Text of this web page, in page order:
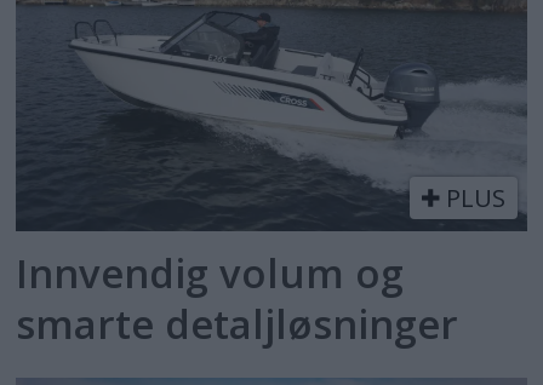
PLUS
Innvendig volum og
smarte detaljløsninger